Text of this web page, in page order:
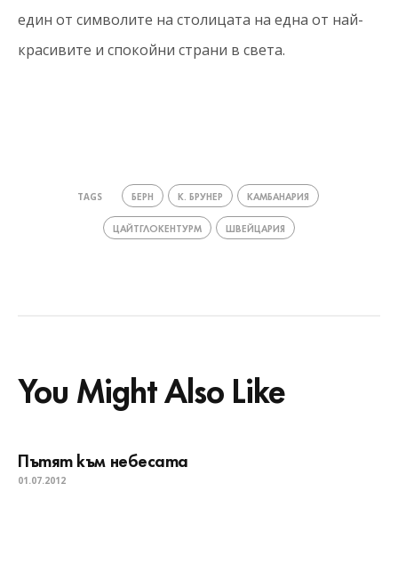
един от символите на столицата на една от най-
красивите и спокойни страни в света.
TAGS БЕРН К. БРУНЕР КАМБАНАРИЯ
ЦАЙТГЛОКЕНТУРМ ШВЕЙЦАРИЯ
You Might Also Like
Пътят към небесата
01.07.2012